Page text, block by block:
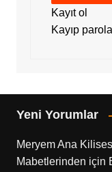
Kayıt ol
Kayıp parola
Yeni Yorumlar
Meryem Ana
Mabetlerinden için